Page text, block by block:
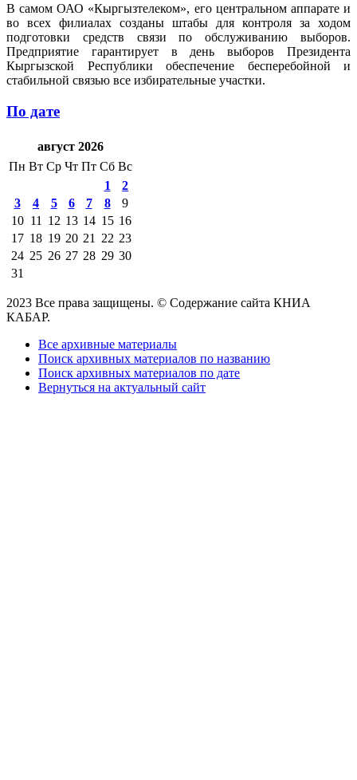
В самом ОАО «Кыргызтелеком», его центральном аппарате и
во всех филиалах созданы штабы для контроля за ходом
подготовки средств связи по обслуживанию выборов.
Предприятие гарантирует в день выборов Президента
Кыргызской Республики обеспечение бесперебойной и
стабильной связью все избирательные участки.
По дате
август 2026
Пн Вт Ср Чт Пт Сб Вс
1
2
3
4 5 6 7 8
9
10 11 12 13 14 15 16
17 18 19 20 21 22 23
24 25 26 27 28 29 30
31
2023 Все права защищены. © Содержание сайта КНИА
КАБАР.
Все архивные материалы
Поиск архивных материалов по названию
Поиск архивных материалов по дате
Вернуться на актуальный сайт